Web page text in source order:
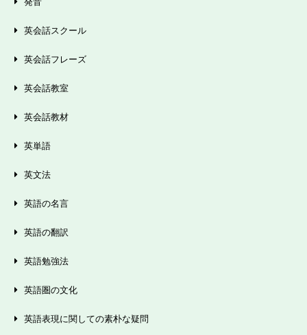
英会話スクール
英会話フレーズ
英会話教室
英会話教材
英単語
英文法
英語の名言
英語の翻訳
英語勉強法
英語圏の文化
英語表現に関しての素朴な疑問